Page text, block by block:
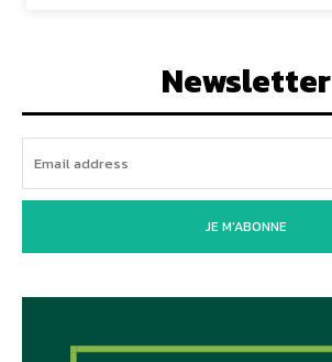
Newsletter
JE M'ABONNE